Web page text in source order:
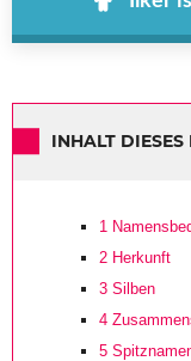
INHALT DIESES
1
2 Herkunft
3 Silben
4
5